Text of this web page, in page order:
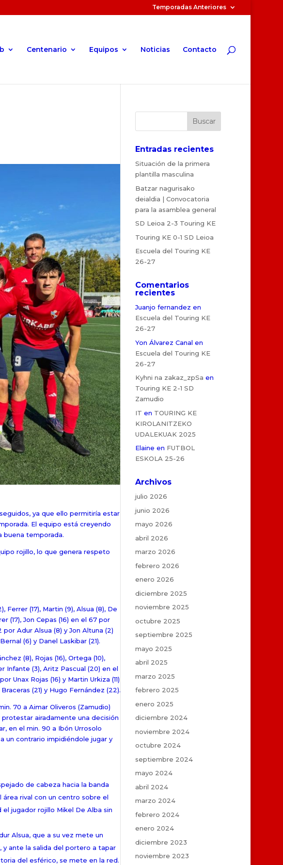
Temporadas Anteriores
Centenario Equipos Noticias Contacto
ya que ello permitiría estar
El equipo está creyendo
buena temporada.
rojillo, lo que genera respeto
Ferrer (17), Martin (9), Alsua (8), De
(17), Jon Cepas (16) en el 67 por
por Adur Alsua (8) y Jon Altuna (2)
(6) y Danel Laskibar (21).
(8), Rojas (16), Ortega (10),
Infante (3), Aritz Pascual (20) en el
Unax Rojas (16) y Martin Urkiza (11)
(21) y Hugo Fernández (22).
70 a Aimar Oliveros (Zamudio)
airadamente una decisión
en el min. 90 a Ibón Urrosolo
un contrario impidiéndole jugar y
de cabeza hacia la banda
rival con un centro sobre el
jugador rojillo Mikel De Alba sin
Alsua, que a su vez mete un
y ante la salida del portero a tapar
del esférico, se mete en la red.
Entradas recientes
Situación de la primera
plantilla masculina
Batzar nagurisako
deialdia | Convocatoria
para la asamblea general
SD Leioa 2-3 Touring KE
Touring KE 0-1 SD Leioa
Escuela del Touring KE
26-27
Comentarios
recientes
Juanjo fernandez en
Escuela del Touring KE
26-27
Yon Álvarez Canal en
Escuela del Touring KE
26-27
Kyhni na zakaz_zpSa en
Touring KE 2-1 SD
Zamudio
IT en TOURING KE
KIROLANITZEKO
UDALEKUAK 2025
Elaine en FUTBOL
ESKOLA 25-26
Archivos
julio 2026
junio 2026
mayo 2026
abril 2026
marzo 2026
febrero 2026
enero 2026
diciembre 2025
noviembre 2025
octubre 2025
septiembre 2025
mayo 2025
abril 2025
marzo 2025
febrero 2025
enero 2025
diciembre 2024
noviembre 2024
octubre 2024
septiembre 2024
mayo 2024
abril 2024
marzo 2024
febrero 2024
enero 2024
diciembre 2023
noviembre 2023